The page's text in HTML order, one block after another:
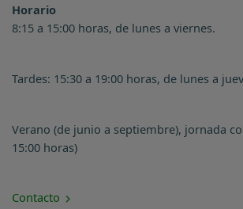
Horario
8:15 a 15:00 horas, de lunes a viernes.
Tardes: 15:30 a 19:00 horas, de lunes a
Verano (de junio a septiembre), jornada
15:00 horas)
Contacto